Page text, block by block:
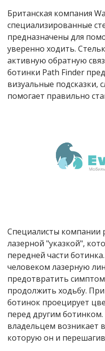
Британская компания
специализированные
предназначены для
уверенно ходить.
активную обратную
ботинки Path Finder
визуальные подсказки,
помогает правильно
Специалисты компании
лазерной "указкой",
передней части
человеком лазерную
предотвратить
продолжить ходьбу.
ботинок проецирует
перед другим
владельцем возникает
которую он и